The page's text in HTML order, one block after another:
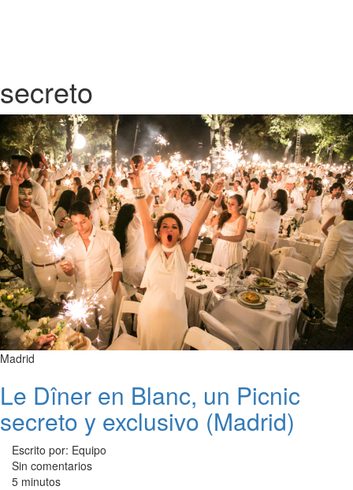
secreto
Madrid
Le Dîner en Blanc, un Picnic
secreto y exclusivo (Madrid)
Escrito por: Equipo
Sin comentarios
5 minutos